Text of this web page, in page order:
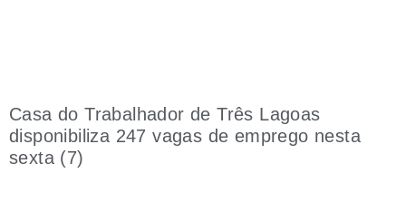
Casa do Trabalhador de Três Lagoas
disponibiliza 247 vagas de emprego nesta
sexta (7)